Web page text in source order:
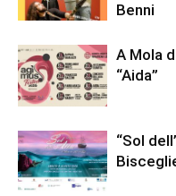
Benni
A Mola
“Aida”
“Sol